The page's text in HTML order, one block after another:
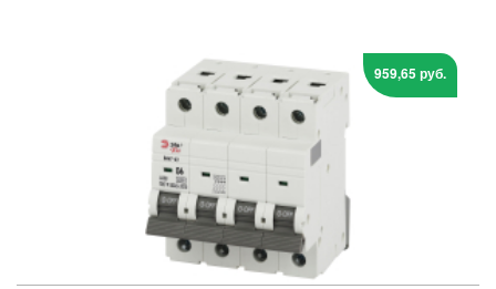
959,65 руб.